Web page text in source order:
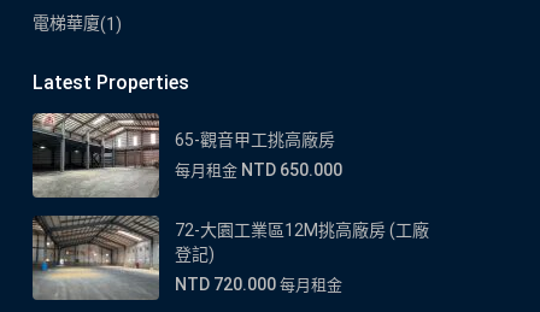
電梯華廈(1)
Latest Properties
65-觀音甲工挑高廠房
每月租金 NTD 650.000
72-大園工業區12M挑高廠房 (工廠
登記)
NTD 720.000 每月租金